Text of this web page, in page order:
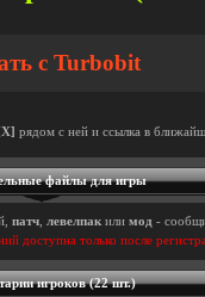
с Turbobit
[X] рядом с ней и ссылка в
файлы для игры
патч левелпак или мод -
доступна только после
игроков (22 шт.)